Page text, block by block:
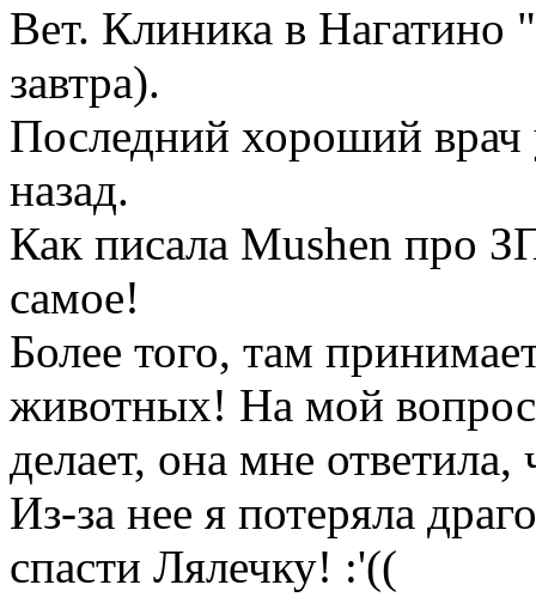
Вет. Клиника в
завтра).
Последний хороший врач
назад.
Как писала Mushen про
самое!
Более того, там
животных! На мой вопрос,
делает, она мне
Из-за нее я потеряла
спасти Лялечку! :'((